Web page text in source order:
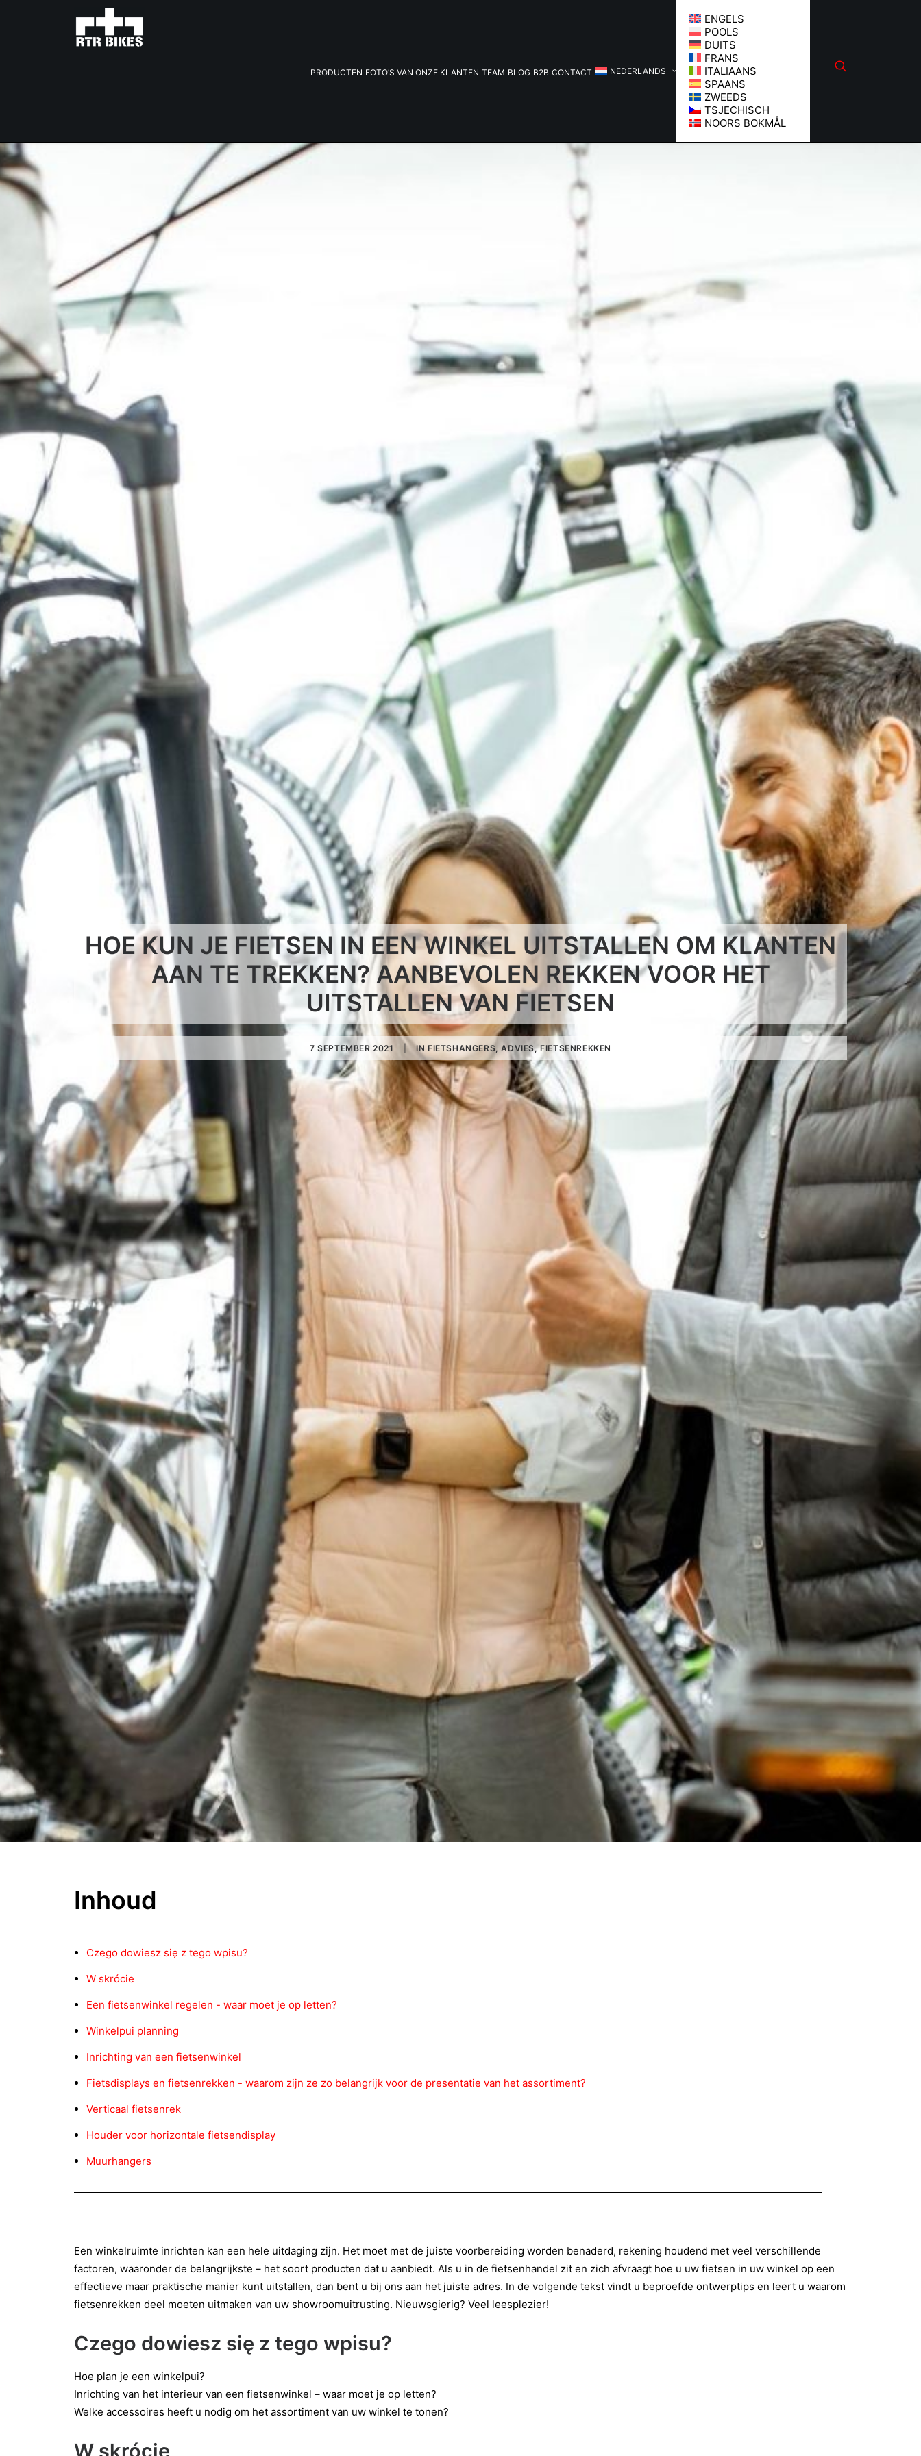
PRODUCTEN FOTO’S VAN ONZE KLANTEN TEAM BLOG B2B CONTACT NEDERLANDS
ENGELS
POOLS
DUITS
FRANS
ITALIAANS
SPAANS
ZWEEDS
TSJECHISCH
NOORS BOKMÅL
HOE KUN JE FIETSEN IN EEN WINKEL UITSTALLEN OM KLANTEN
AAN TE TREKKEN? AANBEVOLEN REKKEN VOOR HET
UITSTALLEN VAN FIETSEN
7 SEPTEMBER 2021 | IN FIETSHANGERS,ADVIES,FIETSENREKKEN
Inhoud
Czego dowiesz się z tego wpisu?
W skrócie
Een fietsenwinkel regelen - waar moet je op letten?
Winkelpui planning
Inrichting van een fietsenwinkel
Fietsdisplays en fietsenrekken - waarom zijn ze zo belangrijk voor de presentatie van het assortiment?
Verticaal fietsenrek
Houder voor horizontale fietsendisplay
Muurhangers
Een winkelruimte inrichten kan een hele uitdaging zijn. Het moet met de juiste voorbereiding worden benaderd, rekening houdend met veel verschillende
factoren, waaronder de belangrijkste – het soort producten dat u aanbiedt. Als u in de fietsenhandel zit en zich afvraagt hoe u uw fietsen in uw winkel op een
effectieve maar praktische manier kunt uitstallen, dan bent u bij ons aan het juiste adres. In de volgende tekst vindt u beproefde ontwerptips en leert u waarom
fietsenrekken deel moeten uitmaken van uw showroomuitrusting. Nieuwsgierig? Veel leesplezier!
Czego dowiesz się z tego wpisu?
Hoe plan je een winkelpui?
Inrichting van het interieur van een fietsenwinkel – waar moet je op letten?
Welke accessoires heeft u nodig om het assortiment van uw winkel te tonen?
W skrócie